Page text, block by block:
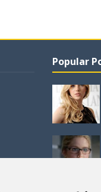
Popular